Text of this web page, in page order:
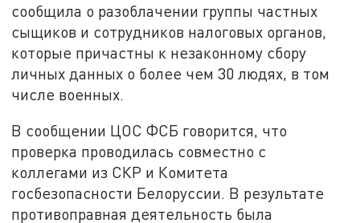
сообщила о разоблачении группы частных
сыщиков и сотрудников налоговых органов,
которые причастны к незаконному сбору
личных данных о более чем 30 людях, в том
числе военных.
В сообщении ЦОС ФСБ говорится, что
проверка проводилась совместно с
коллегами из СКР и Комитета
госбезопасности Белоруссии. В результате
противоправная деятельность была